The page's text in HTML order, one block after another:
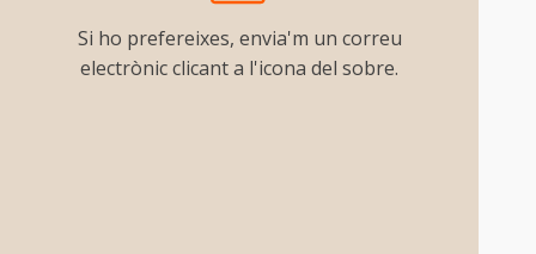
Si ho prefereixes, envia'm un correu
electrònic clicant a l'icona del sobre.